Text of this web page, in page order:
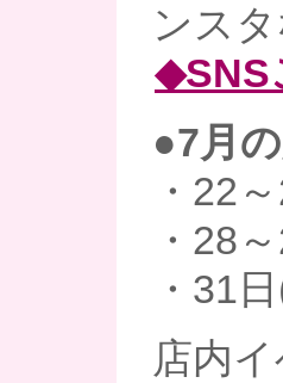
ンス
◆SNS
●7月
・22
・28
・31
店内